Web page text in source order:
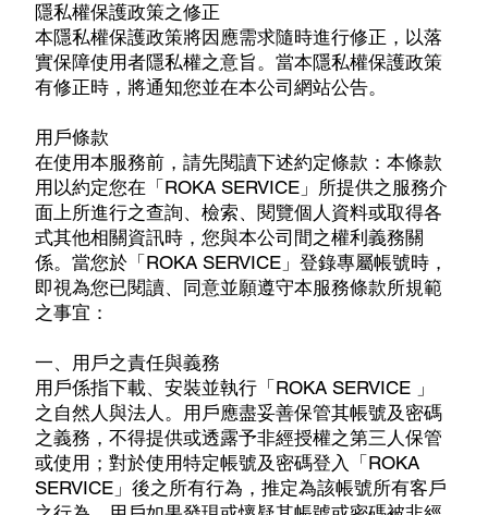
隱私權保護政策之修正
本隱私權保護政策將因應需求隨時進行修正，以落
實保障使用者隱私權之意旨。當本隱私權保護政策
有修正時，將通知您並在本公司網站公告。
用戶條款
在使用本服務前，請先閱讀下述約定條款：本條款
用以約定您在「ROKA SERVICE」所提供之服務介
面上所進行之查詢、檢索、閱覽個人資料或取得各
式其他相關資訊時，您與本公司間之權利義務關
係。當您於「ROKA SERVICE」登錄專屬帳號時，
即視為您已閱讀、同意並願遵守本服務條款所規範
之事宜：
一、用戶之責任與義務
用戶係指下載、安裝並執行「ROKA SERVICE 」
之自然人與法人。用戶應盡妥善保管其帳號及密碼
之義務，不得提供或透露予非經授權之第三人保管
或使用；對於使用特定帳號及密碼登入「ROKA
SERVICE」後之所有行為，推定為該帳號所有客戶